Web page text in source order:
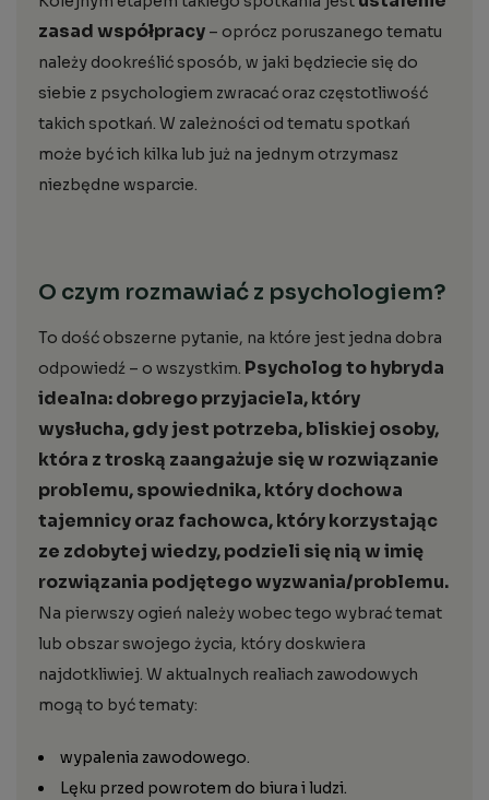
zasad współpracy – oprócz poruszanego tematu
należy dookreślić sposób, w jaki będziecie się do
siebie z psychologiem zwracać oraz częstotliwość
takich spotkań. W zależności od tematu spotkań
może być ich kilka lub już na jednym otrzymasz
niezbędne wsparcie.
O czym rozmawiać z psychologiem?
To dość obszerne pytanie, na które jest jedna dobra
odpowiedź – o wszystkim. Psycholog to hybryda
idealna: dobrego przyjaciela, który
wysłucha, gdy jest potrzeba, bliskiej osoby,
która z troską zaangażuje się w rozwiązanie
problemu, spowiednika, który dochowa
tajemnicy oraz fachowca, który korzystając
ze zdobytej wiedzy, podzieli się nią w imię
rozwiązania podjętego wyzwania/problemu.
Na pierwszy ogień należy wobec tego wybrać temat
lub obszar swojego życia, który doskwiera
najdotkliwiej. W aktualnych realiach zawodowych
mogą to być tematy:
wypalenia zawodowego.
Lęku przed powrotem do biura i ludzi.